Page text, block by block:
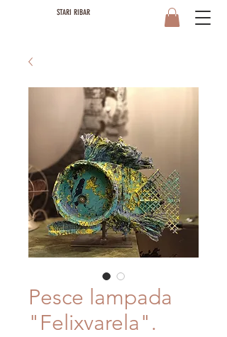
STARI RIBAR
Pesce lampada
"Felixvarela".